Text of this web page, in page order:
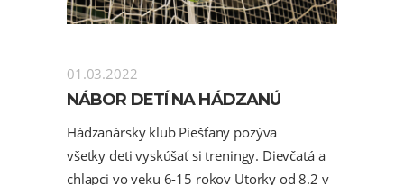
01.03.2022
NÁBOR DETÍ NA HÁDZANÚ
Hádzanársky klub Piešťany pozýva
všetky deti vyskúšať si treningy. Dievčatá a
chlapci vo veku 6-15 rokov Utorky od 8.2 v